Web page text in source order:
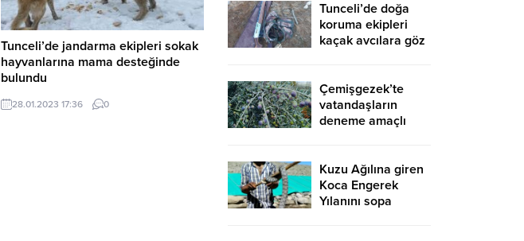
Tunceli’de jandarma ekipleri sokak
hayvanlarına mama desteğinde
bulundu
28.01.2023 17:36 0
Tunceli’de doğa
koruma ekipleri
kaçak avcılara göz
Çemişgezek’te
vatandaşların
deneme amaçlı
Kuzu Ağılına giren
Koca Engerek
Yılanını sopa